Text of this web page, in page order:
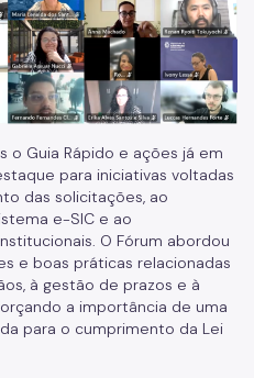
o Guia Rápido e ações já em
para iniciativas voltadas
das solicitações, ao
e-SIC e ao
O Fórum abordou
e boas práticas relacionadas
à gestão de prazos e à
a importância de uma
para o cumprimento da Lei